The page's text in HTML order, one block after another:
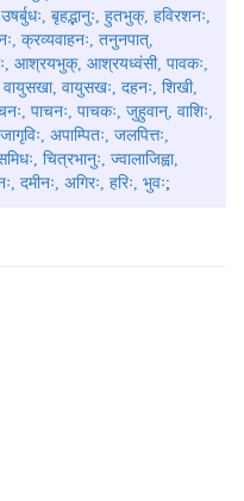
बृहद्भानुः, हुतभुक्, हविरशनः,
क्रव्यवाहनः, तनुनपात्,
आश्रयभुक्, आश्रयध्वंसी, पावकः,
वायुसखः, दहनः, शिखी,
पाचनः, पाचकः, जुहुवान्, वाशिः,
अपाम्पितः, जलपित्तः,
चित्रभानुः, ज्वालाजिह्वा,
दमीनः, अगिरः, हरिः, भुवः;